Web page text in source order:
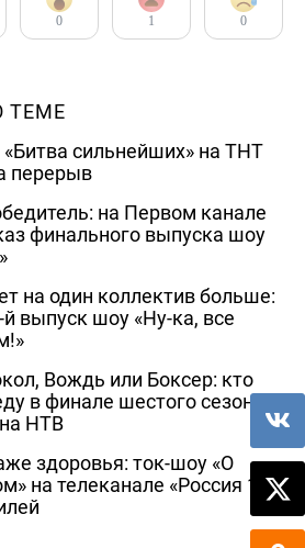
0 1 0
ТЕМЕ
сильнейших» на ТНТ
перерыв
на Первом канале
финального выпуска шоу
на один коллектив больше:
выпуск шоу «Ну-ка, все
Вождь или Боксер: кто
в финале шестого сезона
НТВ
здоровья: ток-шоу «О
на телеканале «Россия 1»